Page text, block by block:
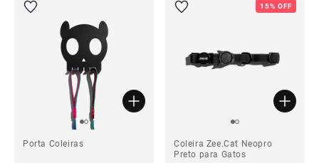
Porta Coleiras
15% OFF
Coleira Zee.Cat Neopro
Preto para Gatos